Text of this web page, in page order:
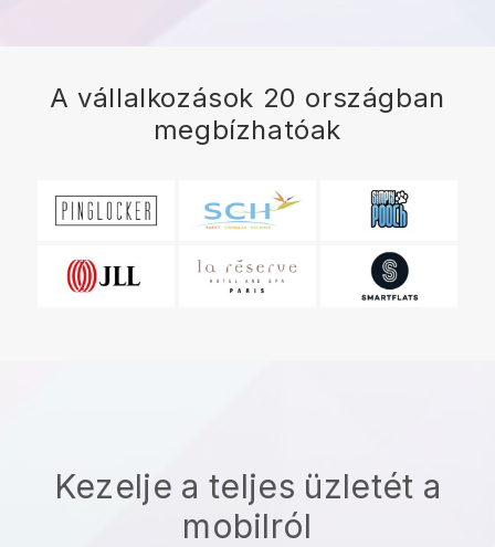
A vállalkozások 20 országban
megbízhatóak
Kezelje a teljes üzletét a
mobilról